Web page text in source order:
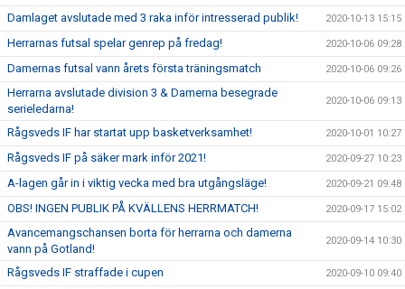
Damlaget avslutade med 3 raka inför intresserad publik! 2020-10-13 15:15
Herrarnas futsal spelar genrep på fredag! 2020-10-06 09:28
Damernas futsal vann årets första träningsmatch 2020-10-06 09:26
Herrarna avslutade division 3 & Damerna besegrade
serieledarna!
2020-10-06 09:13
Rågsveds IF har startat upp basketverksamhet! 2020-10-01 10:27
Rågsveds IF på säker mark inför 2021! 2020-09-27 10:23
A-lagen går in i viktig vecka med bra utgångsläge! 2020-09-21 09:48
OBS! INGEN PUBLIK PÅ KVÄLLENS HERRMATCH! 2020-09-17 15:02
Avancemangschansen borta för herrarna och damerna
vann på Gotland!
2020-09-14 10:30
Rågsveds IF straffade i cupen 2020-09-10 09:40